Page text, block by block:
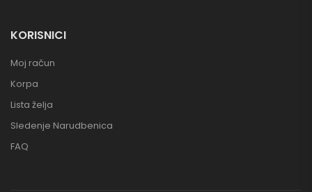
KORISNICI
Moj račun
Korpa
Lista želja
Sledenje Narudbenica
FAQ